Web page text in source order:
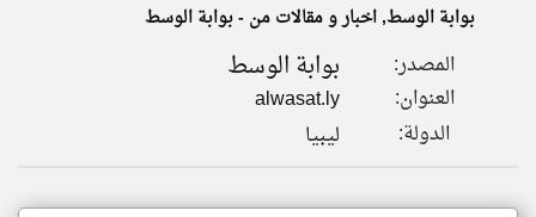
بوابة الوسط, اخبار و مقالات من - بوابة الوسط
المصدر: بوابة الوسط
العنوان:
alwasat.ly
الدولة:
ليبيا